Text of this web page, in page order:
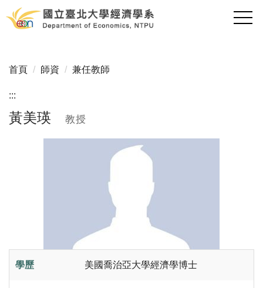
跳
到
內
區
首頁 師資 兼任教師
:::
黃美瑛 教授
學歷 美國喬治亞大學經濟學博士